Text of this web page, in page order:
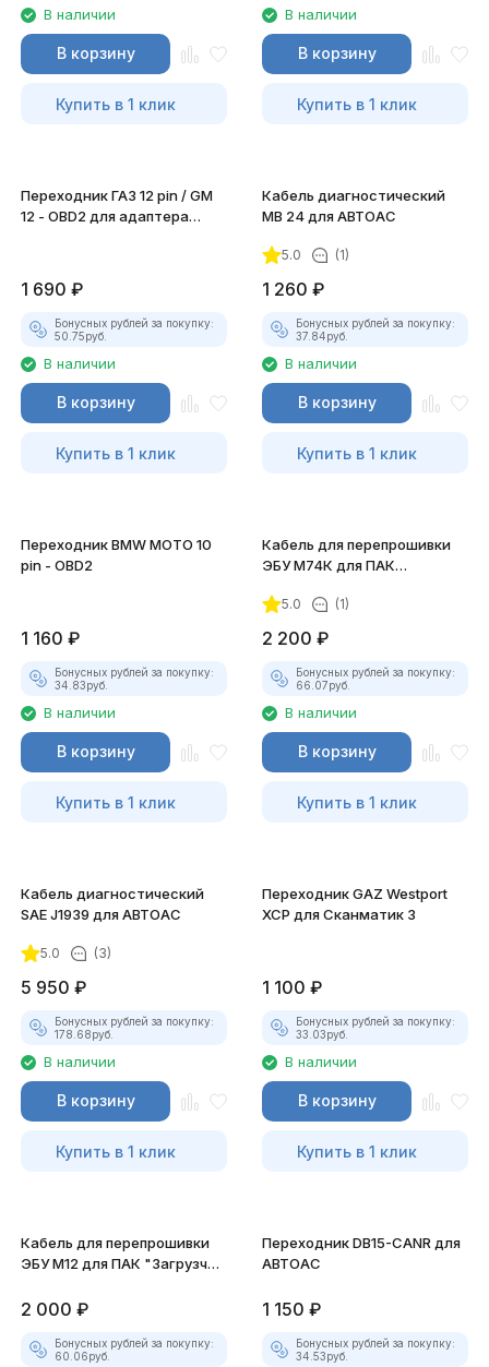
В наличии
В корзину
Купить в 1 клик
В наличии
В корзину
Купить в 1 клик
Переходник ГАЗ 12 pin / GM
12 - OBD2 для адаптера
1 690 ₽
Бонусных рублей за покупку:
50.75руб.
В наличии
В корзину
Купить в 1 клик
Кабель диагностический
MB 24 для АВТОАС
5.0 (1)
1 260 ₽
Бонусных рублей за покупку:
37.84руб.
В наличии
В корзину
Купить в 1 клик
Переходник BMW MOTO 10
pin - OBD2
1 160 ₽
Бонусных рублей за покупку:
34.83руб.
В наличии
В корзину
Купить в 1 клик
Кабель для перепрошивки
ЭБУ М74К для ПАК
5.0 (1)
2 200 ₽
Бонусных рублей за покупку:
66.07руб.
В наличии
В корзину
Купить в 1 клик
Кабель диагностический
SAE J1939 для АВТОАС
5.0 (3)
5 950 ₽
Бонусных рублей за покупку:
178.68руб.
В наличии
В корзину
Купить в 1 клик
Переходник GAZ Westport
XCP для Сканматик 3
1 100 ₽
Бонусных рублей за покупку:
33.03руб.
В наличии
В корзину
Купить в 1 клик
Кабель для перепрошивки
ЭБУ М12 для ПАК "Загрузчик
2 000 ₽
Бонусных рублей за покупку:
60.06руб.
Переходник DB15-CANR для
АВТОАС
1 150 ₽
Бонусных рублей за покупку:
34.53руб.